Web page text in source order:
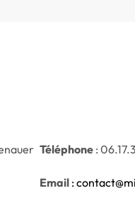
Téléphone:
Email: